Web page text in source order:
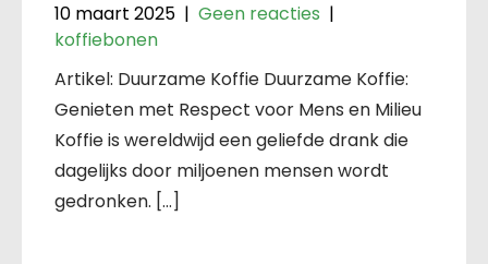
10 maart 2025 | Geen reacties |
koffiebonen
Artikel: Duurzame Koffie Duurzame Koffie:
Genieten met Respect voor Mens en Milieu
Koffie is wereldwijd een geliefde drank die
dagelijks door miljoenen mensen wordt
gedronken. […]